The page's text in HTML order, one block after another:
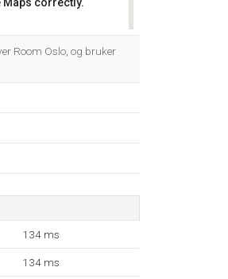
Room Oslo, og bruker
134 ms
134 ms